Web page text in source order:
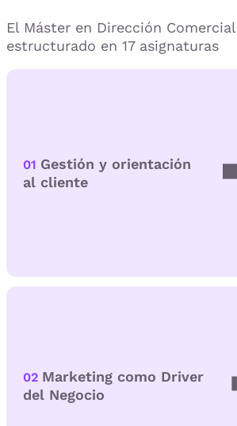
El Máster en Dirección
estructurado en 17 asignaturas
01 Gestión y orientación
al cliente
02 Marketing como Driver
del Negocio